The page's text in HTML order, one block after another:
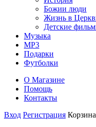
Божии люди
Жизнь в
Детские
Музыка
MP3
Подарки
Футболки
О Магазине
Помощь
Контакты
Вход Регистрация Корзина